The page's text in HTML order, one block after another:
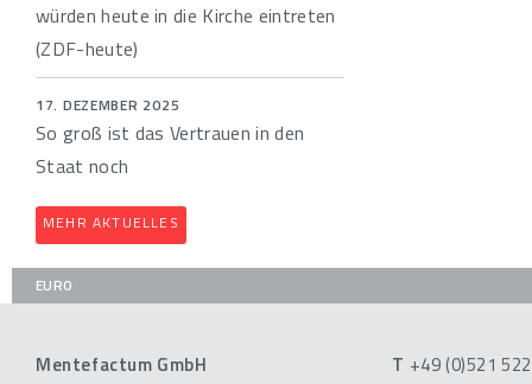
würden heute in die Kirche eintreten
(ZDF-heute)
17. DEZEMBER 2025
So groß ist das Vertrauen in den
Staat noch
MEHR AKTUELLES
EURO
Mentefactum GmbH
T +49 (0)521